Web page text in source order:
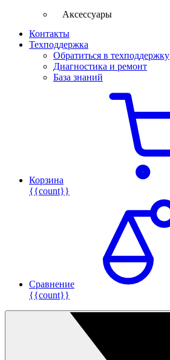
Аксессуары
Контакты
Техподдержка
Обратиться в техподдержку
Диагностика и ремонт
База знаний
Корзина
{{count}}
Сравнение
{{count}}